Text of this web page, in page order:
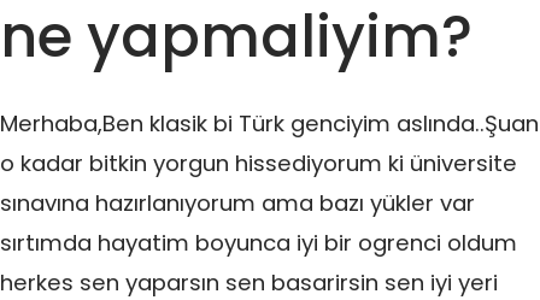
ne yapmaliyim?
Merhaba,Ben klasik bi Türk genciyim aslında..Şuan
o kadar bitkin yorgun hissediyorum ki üniversite
sınavına hazırlanıyorum ama bazı yükler var
sırtımda hayatim boyunca iyi bir ogrenci oldum
herkes sen yaparsın sen basarirsin sen iyi yeri